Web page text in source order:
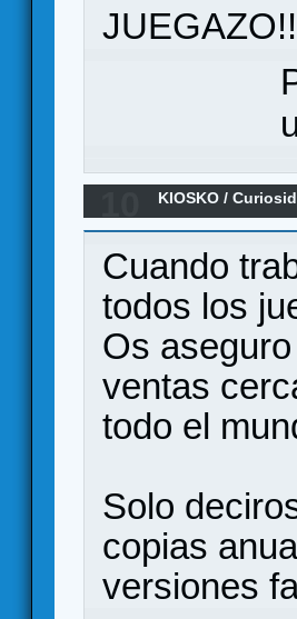
JUEGAZO!!
KIOSKO /
Cuando
todos los
Os
ventas
todo el
Solo
copias
versiones